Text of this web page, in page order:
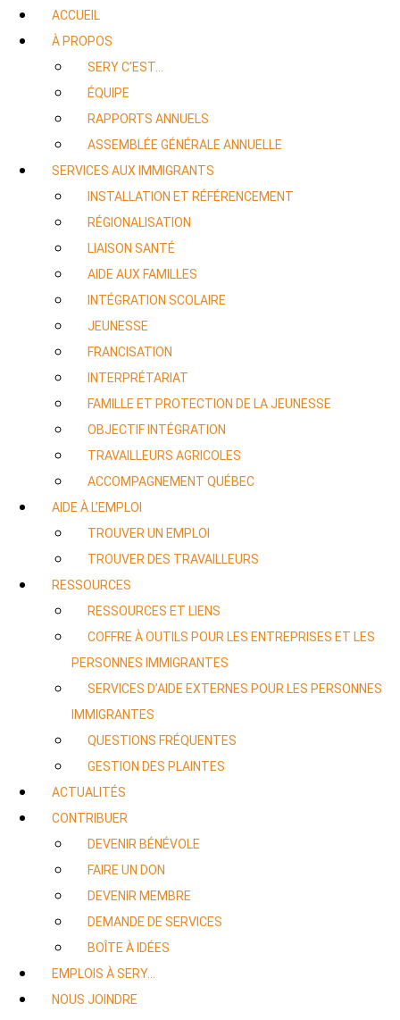
ACCUEIL
À PROPOS
SERY C’EST…
ÉQUIPE
RAPPORTS ANNUELS
ASSEMBLÉE GÉNÉRALE ANNUELLE
SERVICES AUX IMMIGRANTS
INSTALLATION ET RÉFÉRENCEMENT
RÉGIONALISATION
LIAISON SANTÉ
AIDE AUX FAMILLES
INTÉGRATION SCOLAIRE
JEUNESSE
FRANCISATION
INTERPRÉTARIAT
FAMILLE ET PROTECTION DE LA JEUNESSE
OBJECTIF INTÉGRATION
TRAVAILLEURS AGRICOLES
ACCOMPAGNEMENT QUÉBEC
AIDE À L’EMPLOI
TROUVER UN EMPLOI
TROUVER DES TRAVAILLEURS
RESSOURCES
RESSOURCES ET LIENS
COFFRE À OUTILS POUR LES ENTREPRISES ET LES
PERSONNES IMMIGRANTES
SERVICES D’AIDE EXTERNES POUR LES PERSONNES
IMMIGRANTES
QUESTIONS FRÉQUENTES
GESTION DES PLAINTES
ACTUALITÉS
CONTRIBUER
DEVENIR BÉNÉVOLE
FAIRE UN DON
DEVENIR MEMBRE
DEMANDE DE SERVICES
BOÎTE À IDÉES
EMPLOIS À SERY…
NOUS JOINDRE